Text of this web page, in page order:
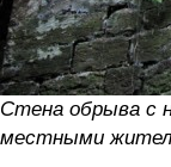
Стена обрыва с
местными